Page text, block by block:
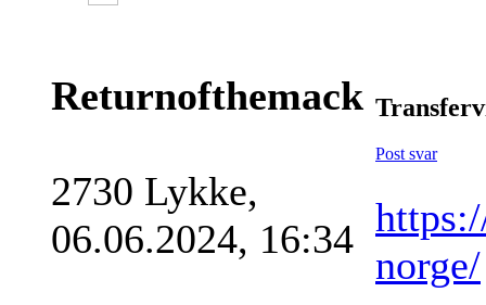
Returnofthemack
2730 Lykke,
06.06.2024, 16:34
Post svar
norge/